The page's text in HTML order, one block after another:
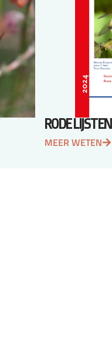
RODE LIJSTEN
MEER WETEN